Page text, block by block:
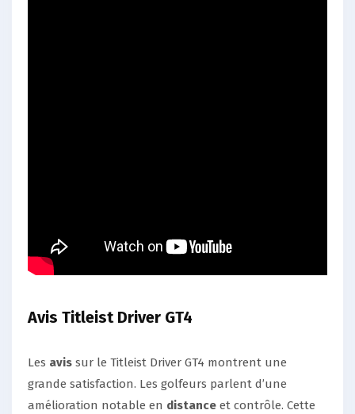
Avis Titleist Driver GT4
Les avis sur le Titleist Driver GT4 montrent une
grande satisfaction. Les golfeurs parlent d’une
amélioration notable en distance et contrôle. Cette